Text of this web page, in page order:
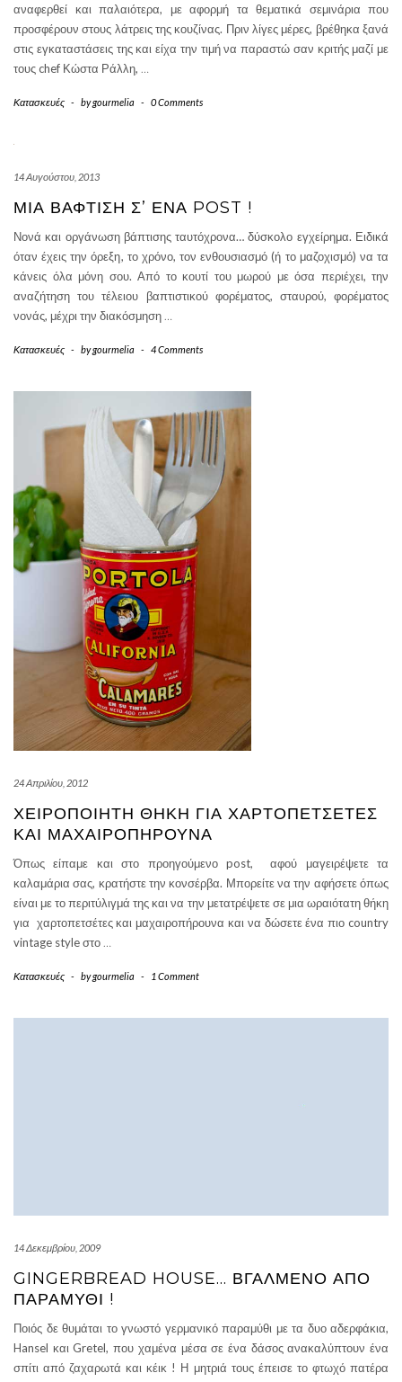
αναφερθεί και παλαιότερα, με αφορμή τα θεματικά σεμινάρια που
προσφέρουν στους λάτρεις της κουζίνας. Πριν λίγες μέρες, βρέθηκα ξανά
στις εγκαταστάσεις της και είχα την τιμή να παραστώ σαν κριτής μαζί με
τους chef Κώστα Ράλλη, …
Κατασκευές - bygourmelia - 0 Comments
14 Αυγούστου, 2013
ΜΙΑ ΒΆΦΤΙΣΗ Σ’ ΈΝΑ POST !
Νονά και οργάνωση βάπτισης ταυτόχρονα… δύσκολο εγχείρημα. Ειδικά
όταν έχεις την όρεξη, το χρόνο, τον ενθουσιασμό (ή το μαζοχισμό) να τα
κάνεις όλα μόνη σου. Από το κουτί του μωρού με όσα περιέχει, την
αναζήτηση του τέλειου βαπτιστικού φορέματος, σταυρού, φορέματος
νονάς, μέχρι την διακόσμηση …
Κατασκευές - bygourmelia - 4 Comments
24 Απριλίου, 2012
ΧΕΙΡΟΠΟΊΗΤΗ ΘΉΚΗ ΓΙΑ ΧΑΡΤΟΠΕΤΣΈΤΕΣ
ΚΑΙ ΜΑΧΑΙΡΟΠΉΡΟΥΝΑ
Όπως είπαμε και στο προηγούμενο post, αφού μαγειρέψετε τα
καλαμάρια σας, κρατήστε την κονσέρβα. Μπορείτε να την αφήσετε όπως
είναι με το περιτύλιγμά της και να την μετατρέψετε σε μια ωραιότατη θήκη
για χαρτοπετσέτες και μαχαιροπήρουνα και να δώσετε ένα πιο country
vintage style στο…
Κατασκευές - bygourmelia - 1 Comment
14 Δεκεμβρίου, 2009
GINGERBREAD HOUSE… ΒΓΑΛΜΈΝΟ ΑΠΌ
ΠΑΡΑΜΎΘΙ !
Ποιός δε θυμάται το γνωστό γερμανικό παραμύθι με τα δυο αδερφάκια,
Hansel και Gretel, που χαμένα μέσα σε ένα δάσος ανακαλύπτουν ένα
σπίτι από ζαχαρωτά και κέικ ! Η μητριά τους έπεισε το φτωχό πατέρα